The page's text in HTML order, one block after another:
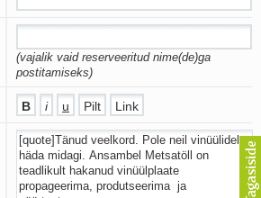
kõik on jäänud
sellest loomusevalust
ida, lääs
kaja
(vajalik vaid reserveeritud nime(de)ga
postitamiseks)